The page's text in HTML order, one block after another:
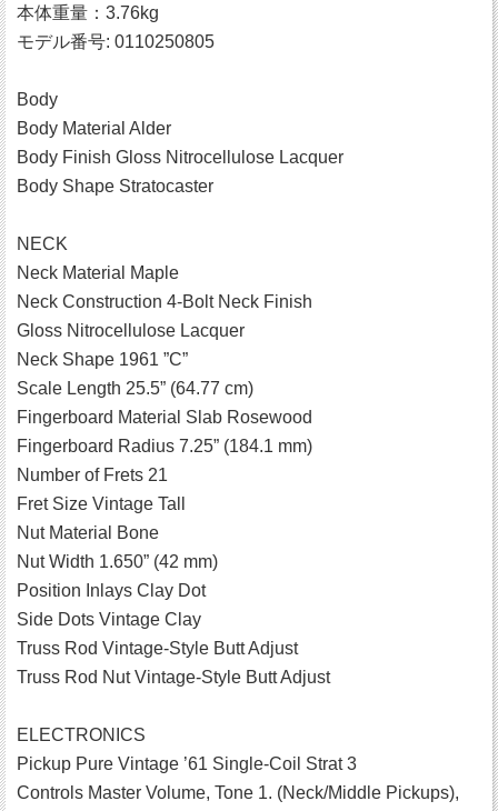
本体重量：3.76kg
モデル番号: 0110250805
Body
Body Material Alder
Body Finish Gloss Nitrocellulose Lacquer
Body Shape Stratocaster
NECK
Neck Material Maple
Neck Construction 4-Bolt Neck Finish
Gloss Nitrocellulose Lacquer
Neck Shape 1961 ”C”
Scale Length 25.5” (64.77 cm)
Fingerboard Material Slab Rosewood
Fingerboard Radius 7.25” (184.1 mm)
Number of Frets 21
Fret Size Vintage Tall
Nut Material Bone
Nut Width 1.650” (42 mm)
Position Inlays Clay Dot
Side Dots Vintage Clay
Truss Rod Vintage-Style Butt Adjust
Truss Rod Nut Vintage-Style Butt Adjust
ELECTRONICS
Pickup Pure Vintage ’61 Single-Coil Strat 3
Controls Master Volume, Tone 1. (Neck/Middle Pickups),